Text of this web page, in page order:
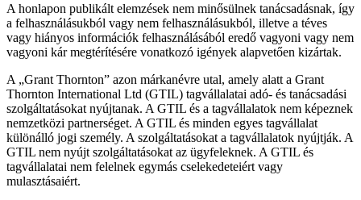
A honlapon publikált elemzések nem minősülnek tanácsadásnak, így
a felhasználásukból vagy nem felhasználásukból, illetve a téves
vagy hiányos információk felhasználásából eredő vagyoni vagy nem
vagyoni kár megtérítésére vonatkozó igények alapvetően kizártak.
A „Grant Thornton” azon márkanévre utal, amely alatt a Grant
Thornton International Ltd (GTIL) tagvállalatai adó- és tanácsadási
szolgáltatásokat nyújtanak. A GTIL és a tagvállalatok nem képeznek
nemzetközi partnerséget. A GTIL és minden egyes tagvállalat
különálló jogi személy. A szolgáltatásokat a tagvállalatok nyújtják. A
GTIL nem nyújt szolgáltatásokat az ügyfeleknek. A GTIL és
tagvállalatai nem felelnek egymás cselekedeteiért vagy
mulasztásaiért.